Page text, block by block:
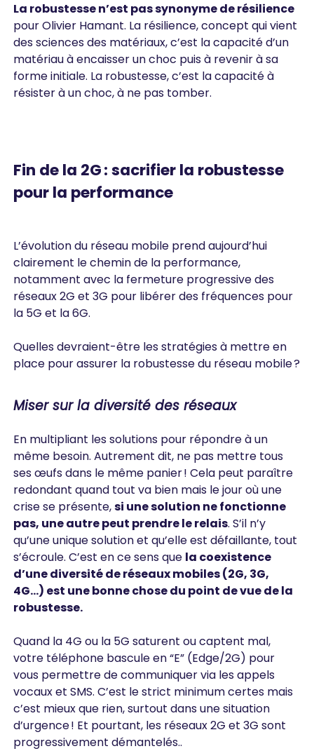
La robustesse n’est pas synonyme de résilience
pour Olivier Hamant. La résilience, concept qui vient
des sciences des matériaux, c’est la capacité d’un
matériau à encaisser un choc puis à revenir à sa
forme initiale. La robustesse, c’est la capacité à
résister à un choc, à ne pas tomber.
Fin de la 2G : sacrifier la robustesse
pour la performance
L’évolution du réseau mobile prend aujourd’hui
clairement le chemin de la performance,
notamment avec la fermeture progressive des
réseaux 2G et 3G pour libérer des fréquences pour
la 5G et la 6G.
Quelles devraient-être les stratégies à mettre en
place pour assurer la robustesse du réseau mobile ?
Miser sur la diversité des réseaux
En multipliant les solutions pour répondre à un
même besoin. Autrement dit, ne pas mettre tous
ses œufs dans le même panier ! Cela peut paraître
redondant quand tout va bien mais le jour où une
crise se présente,si une solution ne fonctionne
pas, une autre peut prendre le relais. S’il n’y
qu’une unique solution et qu’elle est défaillante, tout
s’écroule. C’est en ce sens que la coexistence
d’une diversité de réseaux mobiles (2G, 3G,
4G…) est une bonne chose du point de vue de la
robustesse.
Quand la 4G ou la 5G saturent ou captent mal,
votre téléphone bascule en “E” (Edge/2G) pour
vous permettre de communiquer via les appels
vocaux et SMS. C’est le strict minimum certes mais
c’est mieux que rien, surtout dans une situation
d’urgence ! Et pourtant, les réseaux 2G et 3G sont
progressivement démantelés..